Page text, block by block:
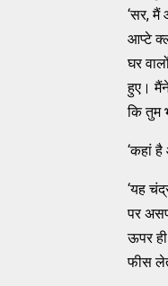
‘सर, मैं
आप्टे
घर
हुए।
कि तुम
‘कहां
‘यह
पर
ऊपर
फीस